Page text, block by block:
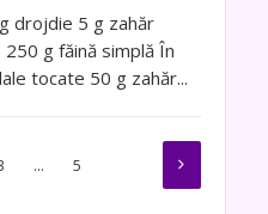
drojdie 5 g zahăr
g făină simplă În
tocate 50 g zahăr...
… 5